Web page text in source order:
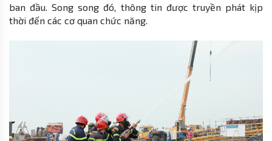
ban đầu. Song song đó, thông tin được truyền phát kịp
thời đến các cơ quan chức năng.